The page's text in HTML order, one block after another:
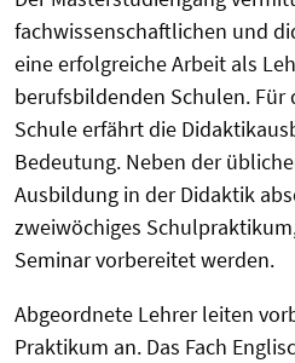
fachwissenschaftlichen und
eine erfolgreiche Arbeit als
berufsbildenden Schulen.
Schule erfährt die
Bedeutung. Neben der
Ausbildung in der Didaktik
zweiwöchiges
Seminar vorbereitet werden.
Abgeordnete Lehrer leiten
Praktikum an. Das Fach